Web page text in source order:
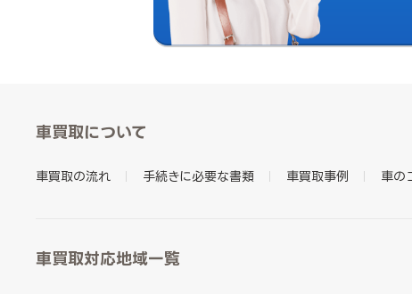
車買取について
車買取の流れ 手続きに必要な書類 車買取事例 車の
車買取対応地域一覧